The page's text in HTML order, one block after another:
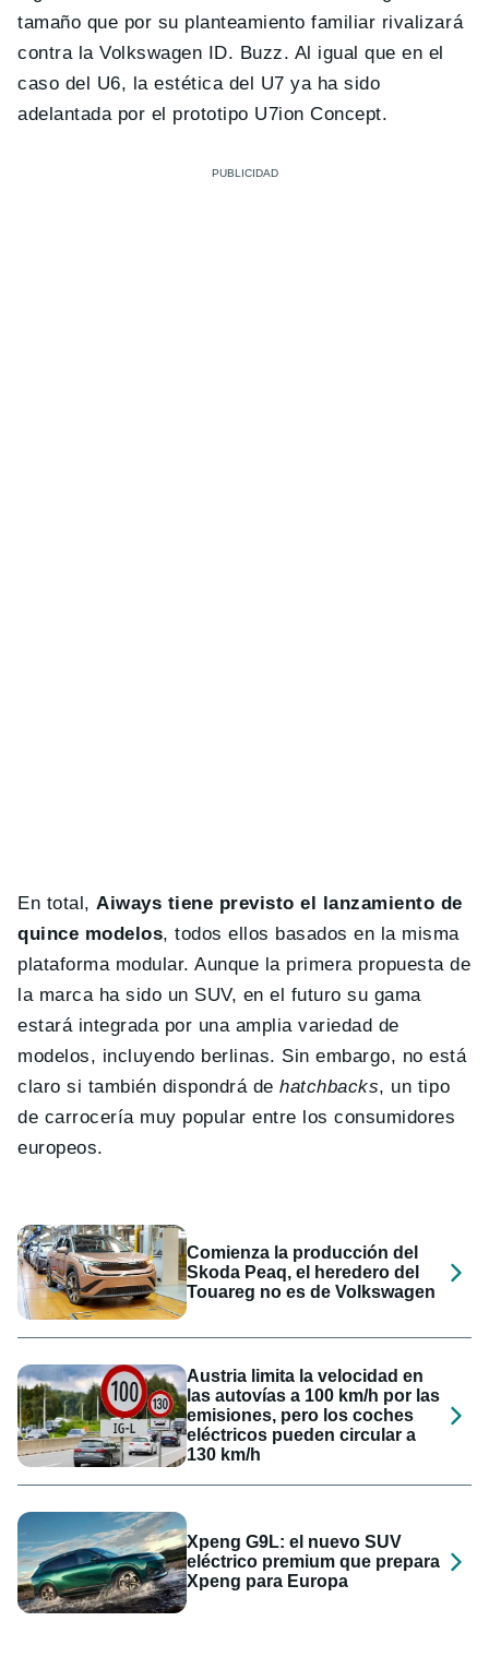
tamaño que por su planteamiento familiar rivalizará
contra la Volkswagen ID. Buzz. Al igual que en el
caso del U6, la estética del U7 ya ha sido
adelantada por el prototipo U7ion Concept.
En total,Aiways tiene previsto el lanzamiento de
quince modelos, todos ellos basados en la misma
plataforma modular. Aunque la primera propuesta de
la marca ha sido un SUV, en el futuro su gama
estará integrada por una amplia variedad de
modelos, incluyendo berlinas. Sin embargo, no está
claro si también dispondrá dehatchbacks, un tipo
de carrocería muy popular entre los consumidores
europeos.
Comienza la producción del
Skoda Peaq, el heredero del
Touareg no es de Volkswagen
Austria limita la velocidad en
las autovías a 100 km/h por las
emisiones, pero los coches
eléctricos pueden circular a
130 km/h
Xpeng G9L: el nuevo SUV
eléctrico premium que prepara
Xpeng para Europa